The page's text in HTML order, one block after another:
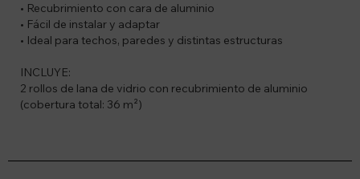
• Recubrimiento con cara de aluminio
• Fácil de instalar y adaptar
• Ideal para techos, paredes y distintas estructuras
INCLUYE:
2 rollos de lana de vidrio con recubrimiento de aluminio
(cobertura total: 36 m²)